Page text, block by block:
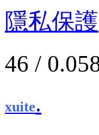
隱私保護
46 /
xuite.